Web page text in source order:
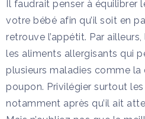
Il faudrait penser à équilibrer
votre bébé afin qu’il soit en
retrouve l’appétit. Par
les aliments allergisants qui
plusieurs maladies comme
poupon. Privilégier surtout
notamment après qu’il ait